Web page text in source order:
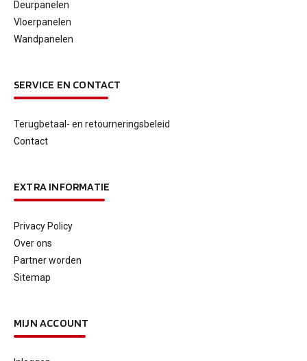
Deurpanelen
Vloerpanelen
Wandpanelen
SERVICE EN CONTACT
Terugbetaal- en retourneringsbeleid
Contact
EXTRA INFORMATIE
Privacy Policy
Over ons
Partner worden
Sitemap
MIJN ACCOUNT